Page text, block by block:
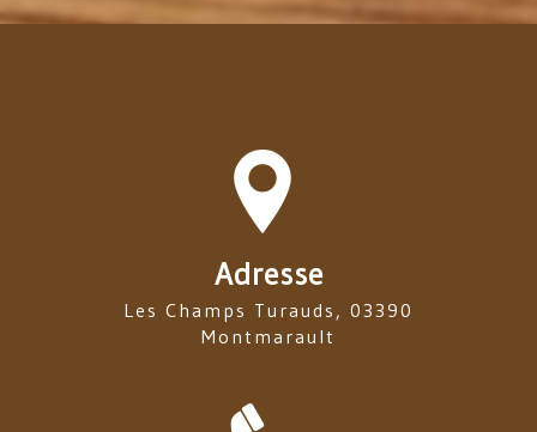
Adresse
Les Champs Turauds, 03390
Montmarault